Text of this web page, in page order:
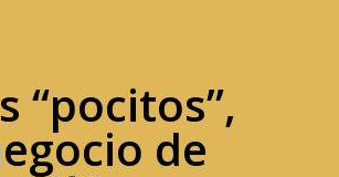
“pocitos”,
de